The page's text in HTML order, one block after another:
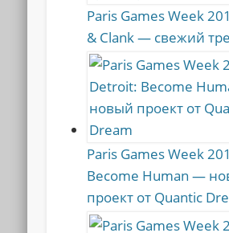
Paris Games Week
& Clank — свежий
Paris Games Week
Become Human —
проект от Quantic